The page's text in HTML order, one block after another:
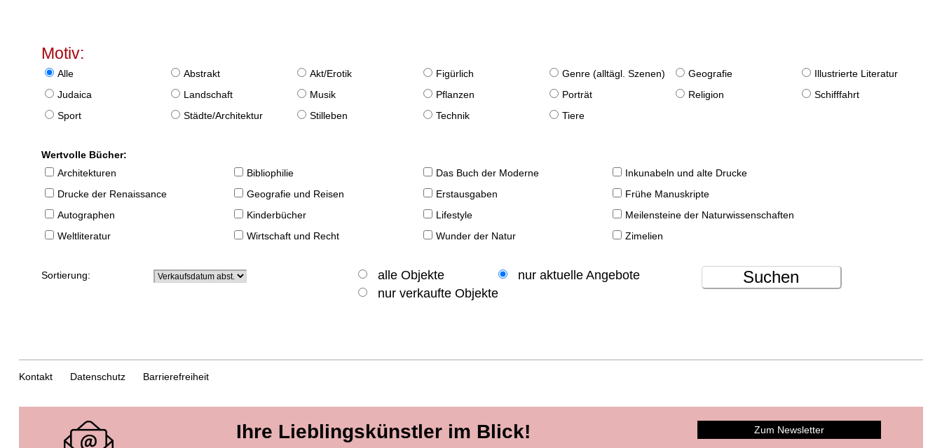
Motiv:
Alle Abstrakt Akt/Erotik Figürlich Genre (alltägl. Szenen) Geografie
Illustrierte Literatur
Judaica
Landschaft Musik Pflanzen Porträt Religion
Schifffahrt
Sport
Städte/Architektur Stilleben Technik Tiere
Wertvolle Bücher:
Architekturen
Bibliophilie Das Buch der Moderne
Inkunabeln und alte Drucke
Drucke der Renaissance
Geografie und Reisen Erstausgaben
Frühe Manuskripte
Autographen
Kinderbücher Lifestyle
Meilensteine der Naturwissenschaften
Weltliteratur
Wirtschaft und Recht Wunder der Natur Zimelien
Sortierung: alle Objekte
nur aktuelle Angebote
nur verkaufte Objekte
Suchen
Kontakt Datenschutz Barrierefreiheit
Ihre Lieblingskünstler im Blick! Zum Newsletter